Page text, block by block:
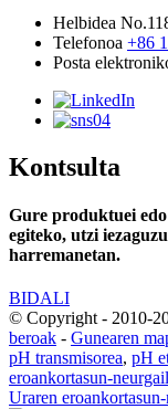
Helbidea
Telefonoa +86
Posta
Kontsulta
Gure produktuei
egiteko, utzi
harremanetan.
BIDALI
© Copyright - 2010-
beroak - Gunearen
pH transmisorea, pH
eroankortasun-
Uraren